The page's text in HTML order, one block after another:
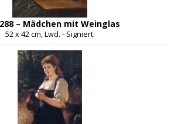
– Mädchen mit Weinglas
52 x 42 cm, Lwd. - Signiert.